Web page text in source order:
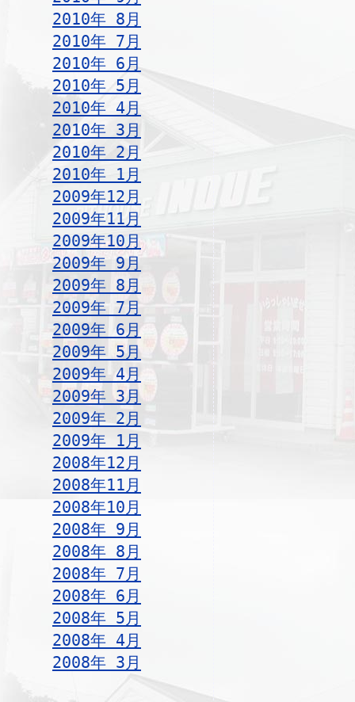
2010年 8月
2010年 7月
2010年 6月
2010年 5月
2010年 4月
2010年 3月
2010年 2月
2010年 1月
2009年12月
2009年11月
2009年10月
2009年 9月
2009年 8月
2009年 7月
2009年 6月
2009年 5月
2009年 4月
2009年 3月
2009年 2月
2009年 1月
2008年12月
2008年11月
2008年10月
2008年 9月
2008年 8月
2008年 7月
2008年 6月
2008年 5月
2008年 4月
2008年 3月